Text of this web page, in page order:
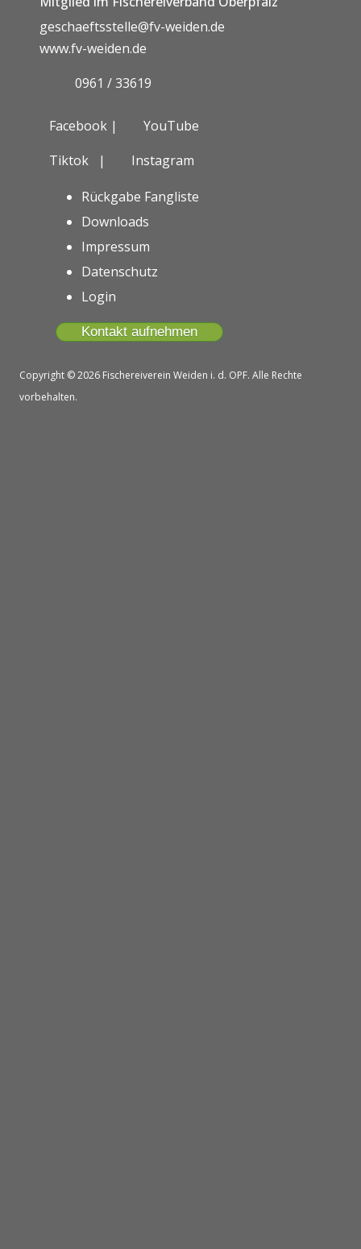
geschaeftsstelle@fv-weiden.de
www.fv-weiden.de
0961 / 33619
Facebook |
YouTube
Tiktok | Instagram
Rückgabe Fangliste
Downloads
Impressum
Datenschutz
Login
Kontakt aufnehmen
Copyright © 2026 Fischereiverein Weiden i. d. OPF. Alle Rechte
vorbehalten.